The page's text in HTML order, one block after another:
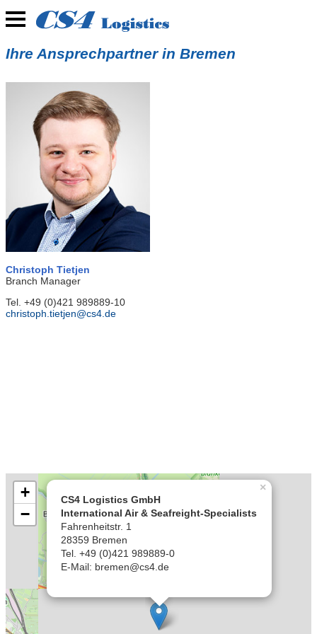
Ihre Ansprechpartner in Bremen
Christoph Tietjen
Branch Manager
Tel. +49 (0)421 989889-10
christoph.tietjen@cs4.de
CS4 Logistics GmbH
International Air & Seafreight-Specialists
Fahrenheitstr. 1
28359 Bremen
Tel. +49 (0)421 989889-0
E-Mail: bremen@cs4.de
×
+
−